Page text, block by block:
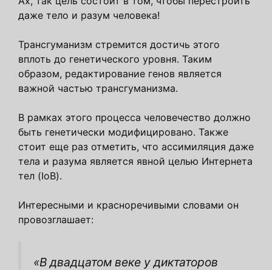
даже тело и разум человека!
Трансгуманизм стремится достичь этого
вплоть до генетического уровня. Таким
образом, редактирование генов является
важной частью трансгуманизма.
В рамках этого процесса человечество должно
быть генетически модифицировано. Также
стоит еще раз отметить, что ассимиляция даже
тела и разума является явной целью Интернета
тел (IoB).
Интересными и красноречивыми словами он
провозглашает:
«В двадцатом веке у диктаторов